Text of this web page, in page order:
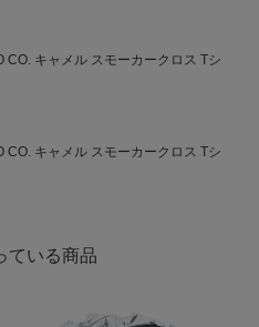
CO. キャメル スモーカークロス Tシ
CO. キャメル スモーカークロス Tシ
ている商品